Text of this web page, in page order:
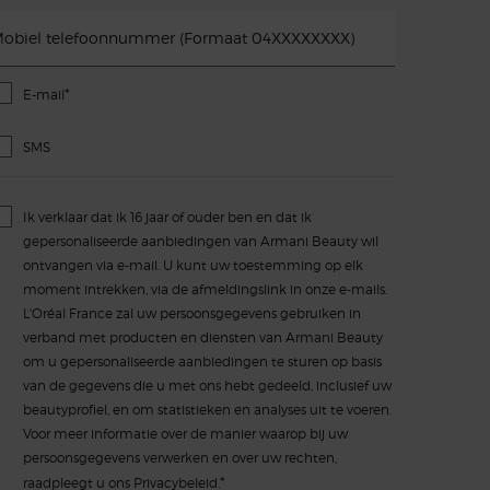
telefoonnummer (Formaat 04XXXXXXXX)
E-mail*
SMS
Ik verklaar dat ik 16 jaar of ouder ben en dat ik
gepersonaliseerde aanbiedingen van Armani Beauty wil
ontvangen via e-mail. U kunt uw toestemming op elk
moment intrekken, via de afmeldingslink in onze e-mails.
L'Oréal France zal uw persoonsgegevens gebruiken in
verband met producten en diensten van Armani Beauty
om u gepersonaliseerde aanbiedingen te sturen op basis
van de gegevens die u met ons hebt gedeeld, inclusief uw
beautyprofiel, en om statistieken en analyses uit te voeren.
Voor meer informatie over de manier waarop bij uw
persoonsgegevens verwerken en over uw rechten,
raadpleegt u ons Privacybeleid. *